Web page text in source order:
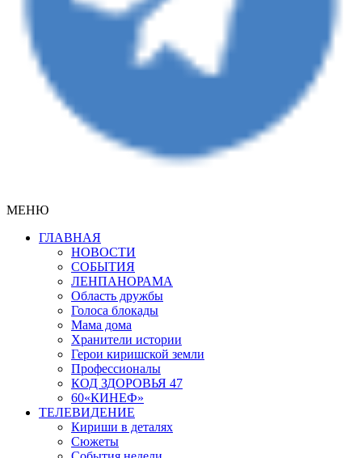
МЕНЮ
ГЛАВНАЯ
НОВОСТИ
СОБЫТИЯ
ЛЕНПАНОРАМА
Область дружбы
Голоса блокады
Мама дома
Хранители истории
Герои киришской земли
Профессионалы
КОД ЗДОРОВЬЯ 47
60«КИНЕФ»
ТЕЛЕВИДЕНИЕ
Кириши в деталях
Сюжеты